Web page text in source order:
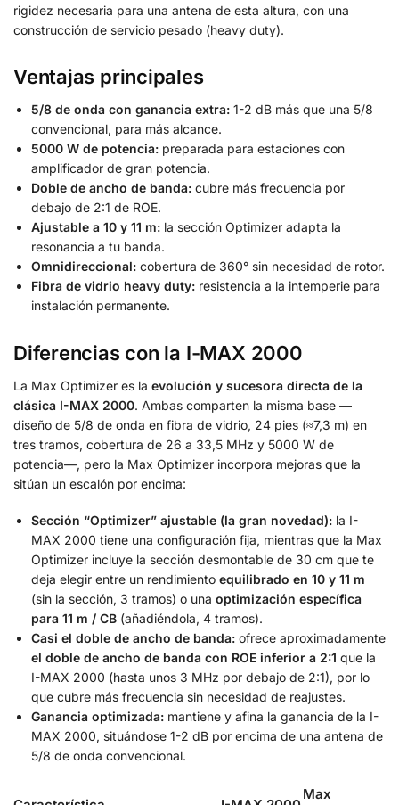
rigidez necesaria para una antena de esta altura, con una
construcción de servicio pesado (heavy duty).
Ventajas principales
5/8 de onda con ganancia extra: 1-2 dB más que una 5/8
convencional, para más alcance.
5000 W de potencia: preparada para estaciones con
amplificador de gran potencia.
Doble de ancho de banda: cubre más frecuencia por
debajo de 2:1 de ROE.
Ajustable a 10 y 11 m: la sección Optimizer adapta la
resonancia a tu banda.
Omnidireccional: cobertura de 360° sin necesidad de rotor.
Fibra de vidrio heavy duty: resistencia a la intemperie para
instalación permanente.
Diferencias con la I-MAX 2000
La Max Optimizer es la evolución y sucesora directa de la
clásica I-MAX 2000. Ambas comparten la misma base —
diseño de 5/8 de onda en fibra de vidrio, 24 pies (≈7,3 m) en
tres tramos, cobertura de 26 a 33,5 MHz y 5000 W de
potencia—, pero la Max Optimizer incorpora mejoras que la
sitúan un escalón por encima:
Sección “Optimizer” ajustable (la gran novedad): la I-
MAX 2000 tiene una configuración fija, mientras que la Max
Optimizer incluye la sección desmontable de 30 cm que te
deja elegir entre un rendimiento equilibrado en 10 y 11 m
(sin la sección, 3 tramos) o una optimización específica
para 11 m / CB (añadiéndola, 4 tramos).
Casi el doble de ancho de banda: ofrece aproximadamente
el doble de ancho de banda con ROE inferior a 2:1 que la
I-MAX 2000 (hasta unos 3 MHz por debajo de 2:1), por lo
que cubre más frecuencia sin necesidad de reajustes.
Ganancia optimizada: mantiene y afina la ganancia de la I-
MAX 2000, situándose 1-2 dB por encima de una antena de
5/8 de onda convencional.
Max